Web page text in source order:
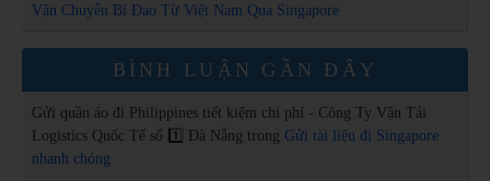
Vận Chuyển Bí Đao Từ Việt Nam Qua Singapore
BÌNH LUẬN GẦN ĐÂY
Gửi quần áo đi Philippines tiết kiệm chi phí - Công Ty Vận Tải
Logistics Quốc Tế số 1️⃣ Đà Nẵng trong Gửi tài liệu đi Singapore
nhanh chóng